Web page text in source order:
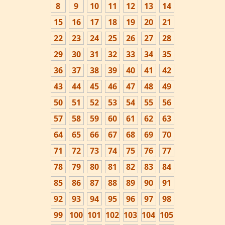
8
9 10 11 12 13
14
15
16 17 18 19 20
21
22
23 24 25 26 27
28
29
30 31 32 33 34
35
36
37 38 39 40 41
42
43
44 45 46 47 48
49
50
51 52 53 54 55
56
57
58 59 60 61 62
63
64
65 66 67 68 69
70
71
72 73 74 75 76
77
78
79 80 81 82 83
84
85
86 87 88 89 90
91
92
93 94 95 96 97
98
99
100 101 102 103 104 105